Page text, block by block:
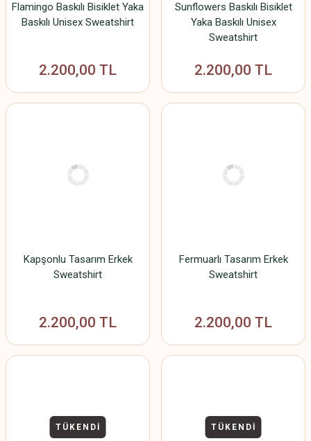
Flamingo Baskılı Bisiklet Yaka
Baskılı Unisex Sweatshirt
2.200,00 TL
Sunflowers Baskılı Bisiklet
Yaka Baskılı Unisex
Sweatshirt
2.200,00 TL
Kapşonlu Tasarım Erkek
Sweatshirt
2.200,00 TL
Fermuarlı Tasarım Erkek
Sweatshirt
2.200,00 TL
TÜKENDİ TÜKENDİ